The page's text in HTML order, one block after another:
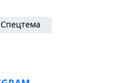
Спецтема